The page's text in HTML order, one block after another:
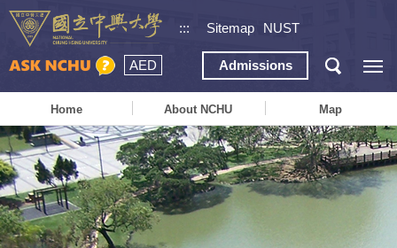
::: Sitemap NUST
AED Admissions
Home About NCHU Map